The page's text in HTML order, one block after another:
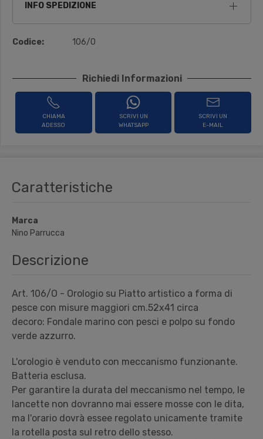
INFO SPEDIZIONE
Codice: 106/O
Richiedi Informazioni
CHIAMA
ADESSO
SCRIVI UN
WHATSAPP
SCRIVI UN
E-MAIL
Caratteristiche
Marca
Nino Parrucca
Descrizione
Art. 106/O - Orologio su Piatto artistico a forma di
pesce con misure maggiori cm.52x41 circa
decoro: Fondale marino con pesci e polpo su fondo
verde azzurro.
L'orologio è venduto con meccanismo funzionante.
Batteria esclusa.
Per garantire la durata del meccanismo nel tempo, le
lancette non dovranno mai essere mosse con le dita,
ma l'orario dovrà essee regolato unicamente tramite
la rotella posta sul retro dello stesso.